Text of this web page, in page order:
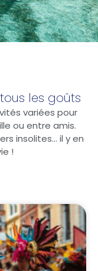
les goûts
variées pour
ou entre amis.
insolites… il y en
!